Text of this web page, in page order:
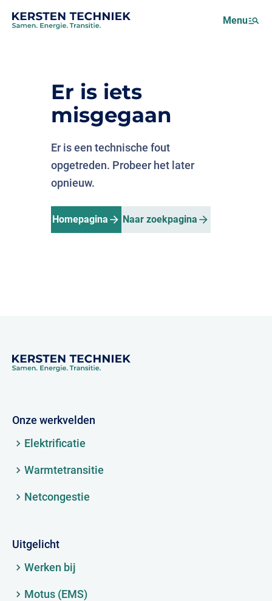
Over ons
Projecten
Menu
Er is iets
misgegaan
Er is een technische fout
opgetreden. Probeer het later
opnieuw.
Homepagina Naar zoekpagina
Onze werkvelden
Elektrificatie
Warmtetransitie
Netcongestie
Uitgelicht
Werken bij
Motus (EMS)